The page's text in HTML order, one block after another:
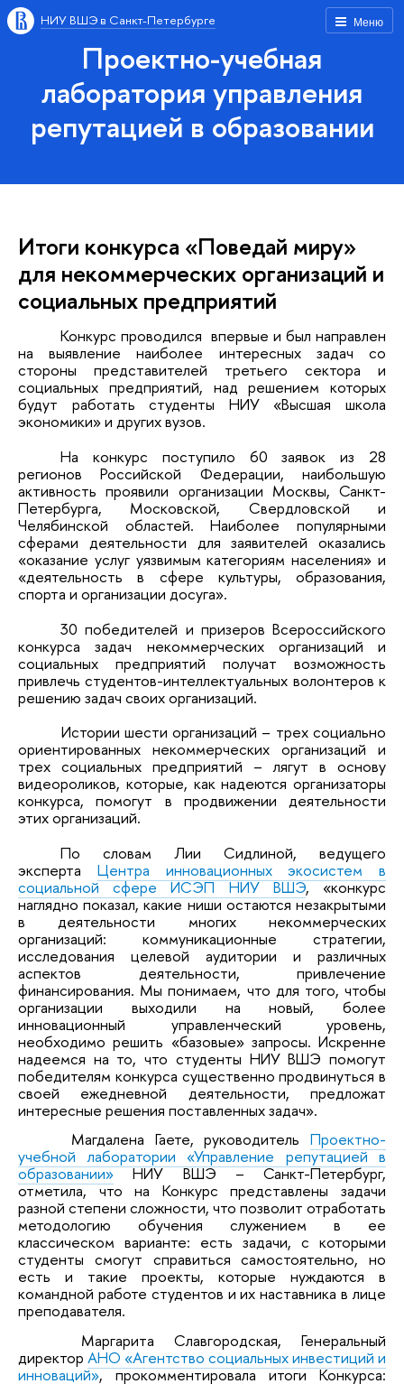
Меню
НИУ ВШЭ в Санкт-Петербурге
Проектно-учебная
лаборатория управления
репутацией в образовании
Итоги конкурса «Поведай миру»
для некоммерческих организаций и
социальных предприятий
Конкурс проводился впервые и был направлен
на выявление наиболее интересных задач со
стороны представителей третьего сектора и
социальных предприятий, над решением которых
будут работать студенты НИУ «Высшая школа
экономики» и других вузов.
На конкурс поступило 60 заявок из 28
регионов Российской Федерации, наибольшую
активность проявили организации Москвы, Санкт-
Петербурга, Московской, Свердловской и
Челябинской областей. Наиболее популярными
сферами деятельности для заявителей оказались
«оказание услуг уязвимым категориям населения» и
«деятельность в сфере культуры, образования,
спорта и организации досуга».
30 победителей и призеров Всероссийского
конкурса задач некоммерческих организаций и
социальных предприятий получат возможность
привлечь студентов-интеллектуальных волонтеров к
решению задач своих организаций.
Истории шести организаций – трех социально
ориентированных некоммерческих организаций и
трех социальных предприятий – лягут в основу
видеороликов, которые, как надеются организаторы
конкурса, помогут в продвижении деятельности
этих организаций.
По словам Лии Сидлиной, ведущего
эксперта Центра инновационных экосистем в
социальной сфере ИСЭП НИУ ВШЭ, «конкурс
наглядно показал, какие ниши остаются незакрытыми
в деятельности многих некоммерческих
организаций: коммуникационные стратегии,
исследования целевой аудитории и различных
аспектов деятельности, привлечение
финансирования. Мы понимаем, что для того, чтобы
организации выходили на новый, более
инновационный управленческий уровень,
необходимо решить «базовые» запросы. Искренне
надеемся на то, что студенты НИУ ВШЭ помогут
победителям конкурса существенно продвинуться в
своей ежедневной деятельности, предложат
интересные решения поставленных задач».
Магдалена Гаете, руководитель Проектно-
учебной лаборатории «Управление репутацией в
образовании»НИУ ВШЭ – Санкт-Петербург,
отметила, что на Конкурс представлены задачи
разной степени сложности, что позволит отработать
методологию обучения служением в ее
классическом варианте: есть задачи, с которыми
студенты смогут справиться самостоятельно, но
есть и такие проекты, которые нуждаются в
командной работе студентов и их наставника в лице
преподавателя.
Маргарита Славгородская, Генеральный
директор АНО «Агентство социальных инвестиций и
инноваций», прокомментировала итоги Конкурса: